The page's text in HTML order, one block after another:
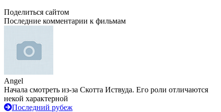
Поделиться сайтом
Последние комментарии к фильмам
Angel
Начала смотреть из-за Скотта Иствуда. Его роли отличаются
некой характерной
Последний рубеж